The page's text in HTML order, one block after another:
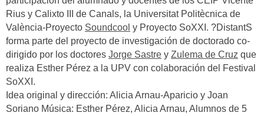
Rius y Calixto III de Canals, la Universitat Politècnica de
València-Proyecto Soundcool y Proyecto SoXXI. ?DistantS
forma parte del proyecto de investigación de doctorado co-
dirigido por los doctores Jorge Sastre y Zulema de Cruz que
realiza Esther Pérez a la UPV con colaboración del Festival
SoXXI.
Idea original y dirección: Alicia Arnau-Aparicio y Joan
Soriano Música: Esther Pérez, Alicia Arnau, Alumnos de 5